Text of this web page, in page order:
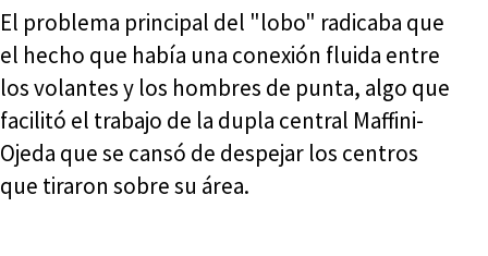
El problema principal del "lobo" radicaba que
el hecho que había una conexión fluida entre
los volantes y los hombres de punta, algo que
facilitó el trabajo de la dupla central Maffini-
Ojeda que se cansó de despejar los centros
que tiraron sobre su área.